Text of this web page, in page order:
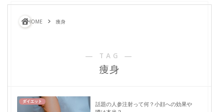
HOME 痩身
― TAG ―
痩身
ダイエット
話題の人参注射って何？小顔への効果や